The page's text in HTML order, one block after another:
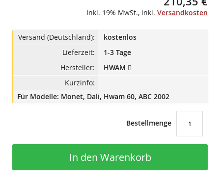
Inkl. 19% MwSt., inkl. Versandkosten
Versand (Deutschland):
kostenlos
Lieferzeit:
1-3 Tage
Hersteller:
HWAM
Kurzinfo:
Für Modelle: Monet, Dali, Hwam 60, ABC 2002
Bestellmenge
In den Warenkorb